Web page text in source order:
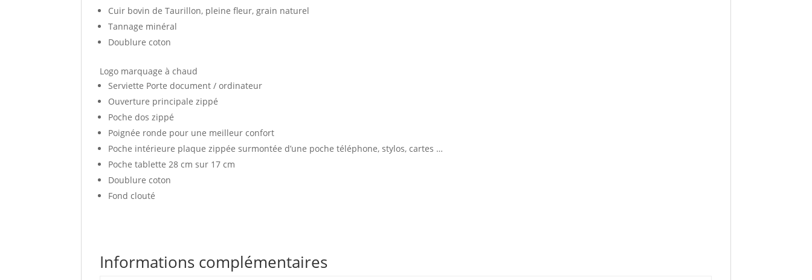
Cuir bovin de Taurillon, pleine fleur, grain naturel
Tannage minéral
Doublure coton
Logo marquage à chaud
Serviette Porte document / ordinateur
Ouverture principale zippé
Poche dos zippé
Poignée ronde pour une meilleur confort
Poche intérieure plaque zippée surmontée d’une poche téléphone, stylos, cartes …
Poche tablette 28 cm sur 17 cm
Doublure coton
Fond clouté
Informations complémentaires